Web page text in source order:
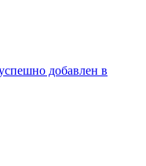
добавлен в